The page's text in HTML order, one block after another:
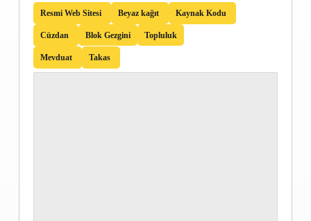
Resmi Web Sitesi Beyaz kağıt Kaynak Kodu
Cüzdan Blok Gezgini Topluluk
Mevduat Takas